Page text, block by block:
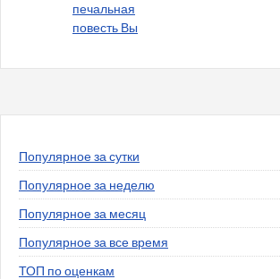
печальная
повесть Вы
Популярное за сутки
Популярное за неделю
Популярное за месяц
Популярное за все время
ТОП по оценкам